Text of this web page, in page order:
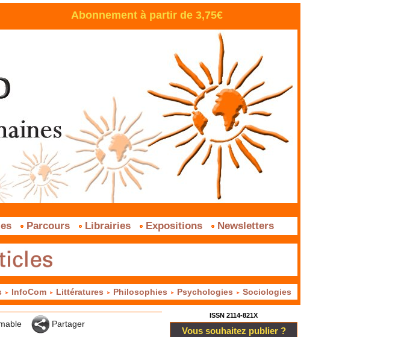
Abonnement à partir de 3,75€
Parcours Librairies Expositions Newsletters
InfoCom Littératures Philosophies Psychologies Sociologies
Partager
ISSN 2114-821X
Vous souhaitez publier ?